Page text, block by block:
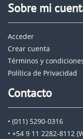
Sobre mi
Acceder
Crear cuenta
Términos y
Política de Privacidad
Contacto
• (011) 5290-0316
• +54 9 11 2282-8112